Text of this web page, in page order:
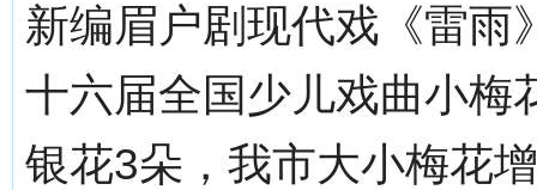
新编眉户剧现代戏《雷雨
十六届全国少儿戏曲小梅
银花3朵，我市大小梅花